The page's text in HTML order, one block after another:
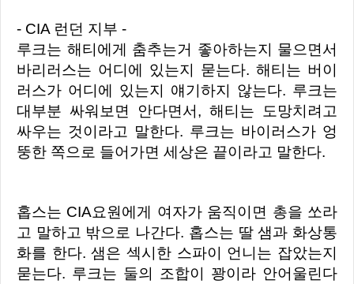
- CIA 런던 지부 -
루크는 해티에게 춤추는거 좋아하는지 물으면서
바리러스는 어디에 있는지 묻는다. 해티는 버이
러스가 어디에 있는지 얘기하지 않는다. 루크는
대부분 싸워보면 안다면서, 해티는 도망치려고
싸우는 것이라고 말한다. 루크는 바이러스가 엉
뚱한 쪽으로 들어가면 세상은 끝이라고 말한다.
홉스는 CIA요원에게 여자가 움직이면 총을 쏘라
고 말하고 밖으로 나간다. 홉스는 딸 샘과 화상통
화를 한다. 샘은 섹시한 스파이 언니는 잡았는지
묻는다. 루크는 둘의 조합이 꽝이라 안어울린다